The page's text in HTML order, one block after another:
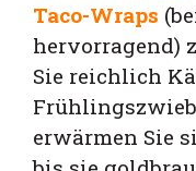
Taco-Wraps
hervorragend)
Sie reichlich
erwärmen Sie